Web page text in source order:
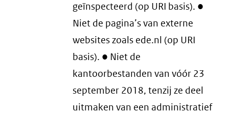
geïnspecteerd (op URI basis). ●
Niet de pagina’s van externe
websites zoals ede.nl (op URI
basis). ● Niet de
kantoorbestanden van vóór 23
september 2018, tenzij ze deel
uitmaken van een administratief